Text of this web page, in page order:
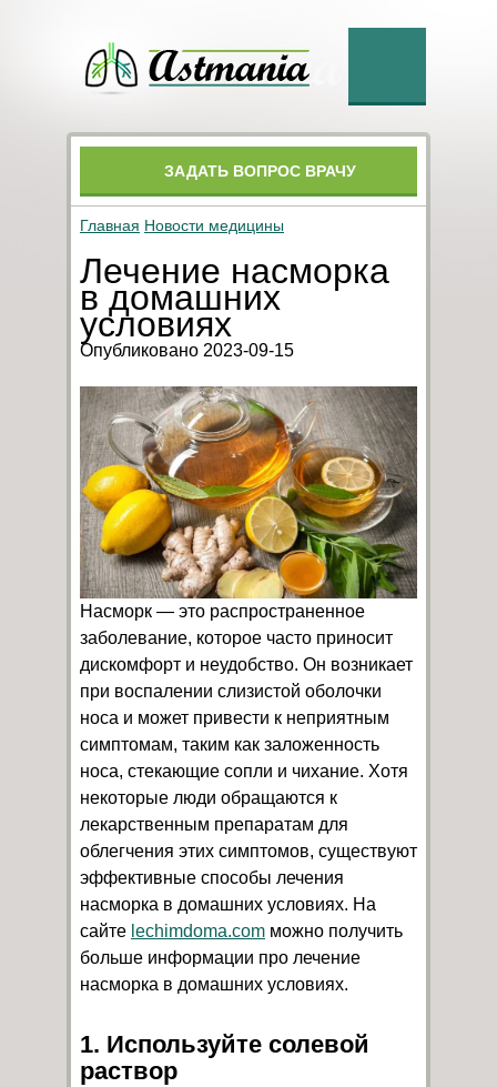
ЗАДАТЬ ВОПРОС ВРАЧУ
Главная Новости медицины
Лечение насморка
в домашних
условиях
Опубликовано 2023-09-15
Насморк — это распространенное
заболевание, которое часто приносит
дискомфорт и неудобство. Он возникает
при воспалении слизистой оболочки
носа и может привести к неприятным
симптомам, таким как заложенность
носа, стекающие сопли и чихание. Хотя
некоторые люди обращаются к
лекарственным препаратам для
облегчения этих симптомов, существуют
эффективные способы лечения
насморка в домашних условиях. На
сайте lechimdoma.com можно получить
больше информации про лечение
насморка в домашних условиях.
1. Используйте солевой
раствор